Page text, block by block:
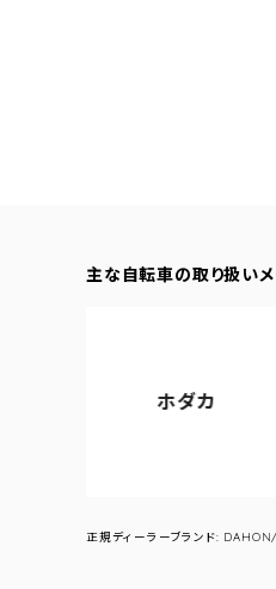
主な自転車の取り扱い
正規ディーラーブランド: